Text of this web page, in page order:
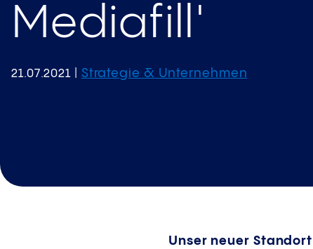
Mediafill'
21.07.2021 Strategie & Unternehmen
Unser neuer